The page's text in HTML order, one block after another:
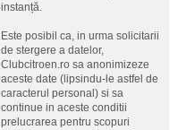
instanță.
Este posibil ca, in urma solicitarii
de stergere a datelor,
Clubcitroen.ro sa anonimizeze
aceste date (lipsindu-le astfel de
caracterul personal) si sa
continue in aceste conditii
prelucrarea pentru scopuri